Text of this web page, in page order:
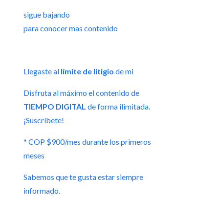
sigue bajando
para conocer mas contenido
Llegaste al límite de litigio de mi
Disfruta al máximo el contenido de
TIEMPO DIGITAL de forma ilimitada.
¡Suscríbete!
* COP $900/mes durante los primeros
meses
Sabemos que te gusta estar siempre
informado.